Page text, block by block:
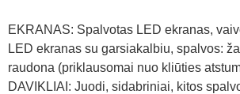
EKRANAS: Spalvotas LED ekranas,
LED ekranas su garsiakalbiu, spalvos:
raudona (priklausomai nuo kliūties
DAVIKLIAI: Juodi, sidabriniai, kitos